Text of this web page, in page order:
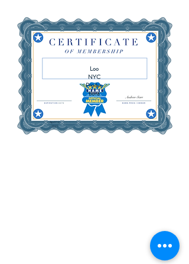
Loo
NYC
Produc
tions
April 12,
2027